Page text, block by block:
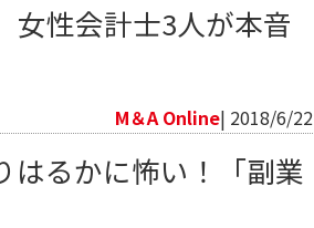
女性会計士3人が本音
M＆A Online| 2018/6/22
はるかに怖い！「副業